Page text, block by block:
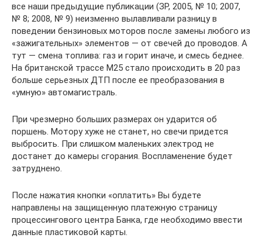
все наши предыдущие публикации (ЗР, 2005, № 10; 2007,
№ 8; 2008, № 9) неизменно вылавливали разницу в
поведении бензиновых моторов после замены любого из
«зажигательных» элементов — от свечей до проводов. А
тут — смена топлива: газ и горит иначе, и смесь беднее.
На британской трассе M25 стало происходить в 20 раз
больше серьезных ДТП после ее преобразования в
«умную» автомагистраль.
При чрезмерно больших размерах он ударится об
поршень. Мотору хуже не станет, но свечи придется
выбросить. При слишком маленьких электрод не
достанет до камеры сгорания. Воспламенение будет
затруднено.
После нажатия кнопки «оплатить» Вы будете
направлены на защищенную платежную страницу
процессингового центра Банка, где необходимо ввести
данные пластиковой карты.